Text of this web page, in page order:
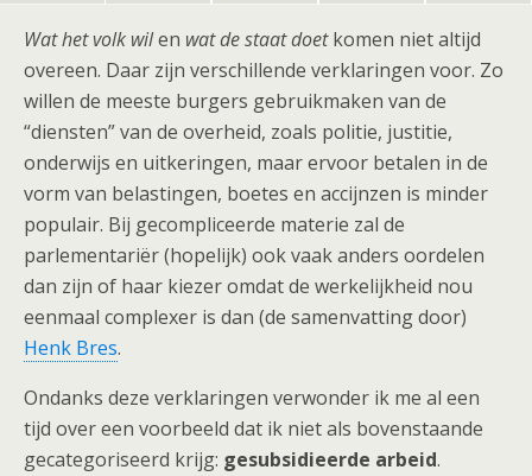
Wat het volk wilen wat de staatdoetkomen niet altijd
overeen. Daar zijn verschillende verklaringen voor. Zo
willen de meeste burgers gebruikmaken van de
“diensten” van de overheid, zoals politie, justitie,
onderwijs en uitkeringen, maar ervoor betalen in de
vorm van belastingen, boetes en accijnzen is minder
populair. Bij gecompliceerde materie zal de
parlementariër (hopelijk) ook vaak anders oordelen
dan zijn of haar kiezer omdat de werkelijkheid nou
eenmaal complexer is dan (de samenvatting door)
Henk Bres.
Ondanks deze verklaringen verwonder ik me al een
tijd over een voorbeeld dat ik niet als bovenstaande
gecategoriseerd krijg: gesubsidieerde arbeid.